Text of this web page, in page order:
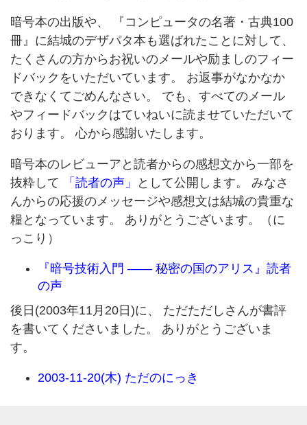
暗号本の出版や、 『コンピュータの名著・古典100
冊』に結城のデザパタ本も選ばれたことに対して、
たくさんの方からお祝いのメールや励ましのフィー
ドバックをいただいています。 お返事がなかなか
できなくてごめんなさい。 でも、すべてのメール
やフィードバックはていねいに読ませていただいて
おります。 心から感謝いたします。
暗号本のレビューアと読者からの感想文から一部を
抜粋して
「読者の声」
として公開します。 みなさ
んからの応援のメッセージや感想文は結城の貴重な
糧となっています。 ありがとうございます。（に
っこり）
『暗号技術入門 —— 秘密の国のアリス』読者
の声
後日(2003年11月20日)に、 ただただしさんが書評
を書いてくださいました。 ありがとうございま
す。
2003-11-20(木) ただのにっき